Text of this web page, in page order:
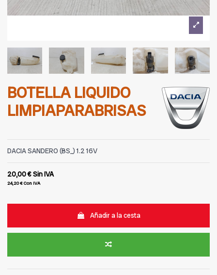
BOTELLA LIQUIDO
LIMPIAPARABRISAS
DACIA SANDERO (BS_) 1.2 16V
20,00 €Sin IVA
24,20 €Con IVA
Añadir a la cesta